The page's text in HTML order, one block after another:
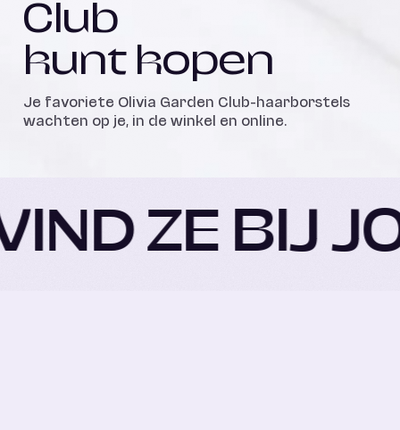
Club
kunt kopen
Je favoriete Olivia Garden Club-haarborstels
wachten op je, in de winkel en online.
ZE BIJ